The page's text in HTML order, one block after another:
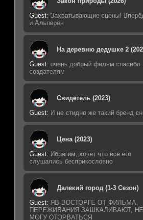
Guest: Захватывающие сцены!
и Альперен
На деревню дедушке 2
Guest: очень добрый фильм спасибо
создателям
Свидетель (2023)
Guest: И не стидно же такий бренд
Цена (2023)
Guest: Ибрагим,,хочет что все его
слушались бесприкословно
Далекий город (1-3 Сезон)
Guest: ЯВ ВОСТОРГЕ ОТ ФИЛЬМА,
ПЕРЕЖИВАНИЯ ЗАШКАЛИВАЮТ, НЕ
МОГУ ОТОРВАТЬСЯ